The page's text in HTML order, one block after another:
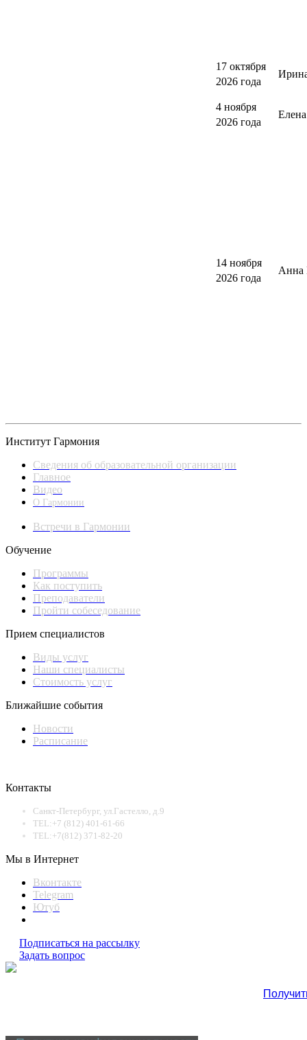
17 октября
2026 года
4 ноября
2026 года
14 ноября
2026 года
Анна
Институт Гармония
Сведения об образовательной организации
Главное
Видео
О Гармонии
Встречи в Гармонии
Обучение
Программы
Как поступить
Преподаватели
Пройти собеседование
Прием специалистов
Виды услуг
Наши специалисты
Стоимость услуг
Ближайшие события
Новости
Расписание
Контакты
Санкт-Петербург, ул.Гастелло, д.9
TEL:+7 (812) 401-61-66
TEL:+7(812) 371-82-20
Мы в Интернет
Вконтакте
Telegram
Ютуб
Подписаться на рассылку
Задать вопрос